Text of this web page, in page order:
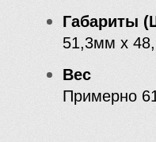
Габариты
51,3мм x
Вес
Примерно